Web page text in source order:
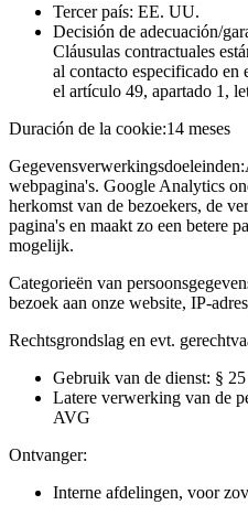
Tercer país: EE. UU.
Decisión de adecuación/
Cláusulas contractuales
al contacto especificado en
el artículo 49, apartado 1,
Duración de la cookie:14 meses
Gegevensverwerkingsdoeleinden:
webpagina's. Google Analytics
herkomst van de bezoekers, de
pagina's en maakt zo een betere
mogelijk.
Categorieën van
bezoek aan onze website, IP-
Rechtsgrondslag en evt.
Gebruik van de dienst: §
Latere verwerking van de
AVG
Ontvanger:
Interne afdelingen, voor